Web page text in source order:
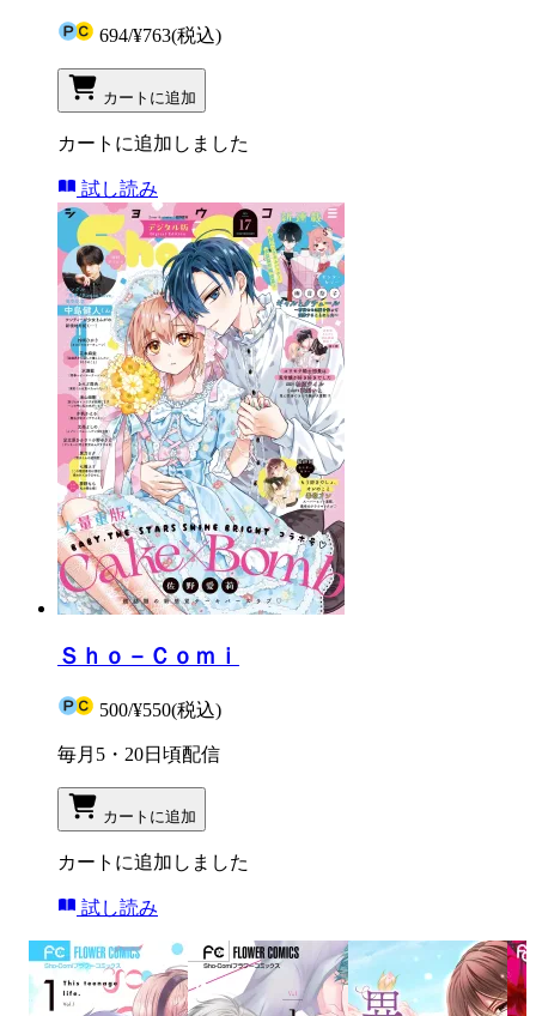
694/¥763(税込)
カートに追加
カートに追加しました
試し読み
Ｓｈｏ－Ｃｏｍｉ
500/¥550(税込)
毎月5・20日頃配信
カートに追加
カートに追加しました
試し読み